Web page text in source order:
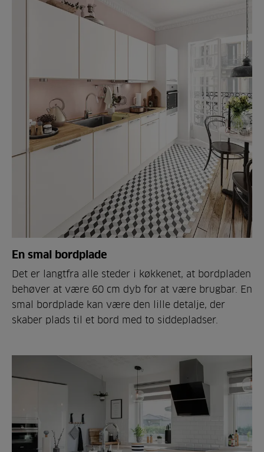
En smal bordplade
Det er langtfra alle steder i køkkenet, at bordpladen
behøver at være 60 cm dyb for at være brugbar. En
smal bordplade kan være den lille detalje, der
skaber plads til et bord med to siddepladser.